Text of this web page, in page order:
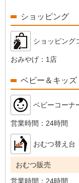
ショッピング
ショッピング
おみやげ： 1店
ベビー＆キッズ
ベビーコーナ
営業時間： 24時間
おむつ替え台
おむつ販売
営業時間： 24時間